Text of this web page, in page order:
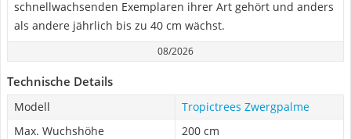
schnellwachsenden Exemplaren ihrer Art gehört und anders
als andere jährlich bis zu 40 cm wächst.
08/2026
Technische Details
Modell
Tropictrees Zwergpalme
Max. Wuchshöhe
200 cm